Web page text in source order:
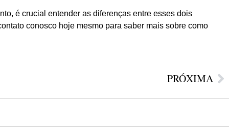
é crucial entender as diferenças entre esses dois
conosco hoje mesmo para saber mais sobre como
PRÓXIMA